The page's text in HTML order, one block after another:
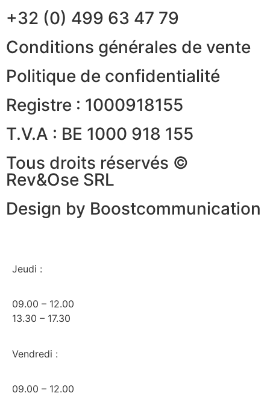
+32 (0) 499 63 47 79
Conditions générales de vente
Politique de confidentialité
Registre : 1000918155
T.V.A : BE 1000 918 155
Tous droits réservés ©
Rev&Ose SRL
Design by Boostcommunication
Jeudi :
09.00 – 12.00
13.30 – 17.30
Vendredi :
09.00 – 12.00